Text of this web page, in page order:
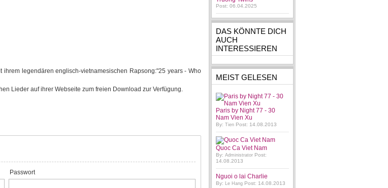
legendären englisch-vietnamesischen Rapsong:"25 years - Who
Lieder auf ihrer Webseite zum freien Download zur Verfügung.
Passwort
Post: 06.04.2025
DAS KÖNNTE DICH
AUCH
INTERESSIEREN
MEIST GELESEN
Paris by Night 77 - 30
Nam Vien Xu
By:Tien Post: 14.08.2013
Quoc Ca Viet Nam
By:Administrator Post:
14.08.2013
Nguoi o lai Charlie
By:Le Hang Post: 14.08.2013